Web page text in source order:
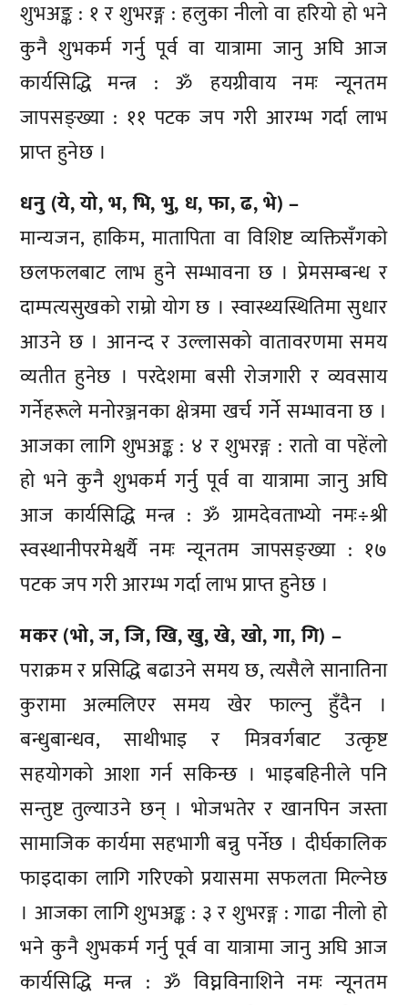
शुभअङ्क : १ र शुभरङ्ग : हलुका नीलो वा हरियो हो भने
कुनै शुभकर्म गर्नु पूर्व वा यात्रामा जानु अघि आज
कार्यसिद्धि मन्त्र : ॐ हयग्रीवाय नमः न्यूनतम
जापसङ्ख्या : ११ पटक जप गरी आरम्भ गर्दा लाभ
प्राप्त हुनेछ ।
धनु (ये, यो, भ, भि, भु, ध, फा, ढ, भे) –
मान्यजन, हाकिम, मातापिता वा विशिष्ट व्यक्तिसँगको
छलफलबाट लाभ हुने सम्भावना छ । प्रेमसम्बन्ध र
दाम्पत्यसुखको राम्रो योग छ । स्वास्थ्यस्थितिमा सुधार
आउने छ । आनन्द र उल्लासको वातावरणमा समय
व्यतीत हुनेछ । परदेशमा बसी रोजगारी र व्यवसाय
गर्नेहरूले मनोरञ्जनका क्षेत्रमा खर्च गर्ने सम्भावना छ ।
आजका लागि शुभअङ्क : ४ र शुभरङ्ग : रातो वा पहेंलो
हो भने कुनै शुभकर्म गर्नु पूर्व वा यात्रामा जानु अघि
आज कार्यसिद्धि मन्त्र : ॐ ग्रामदेवताभ्यो नमः÷श्री
स्वस्थानीपरमेश्वर्यै नमः न्यूनतम जापसङ्ख्या : १७
पटक जप गरी आरम्भ गर्दा लाभ प्राप्त हुनेछ ।
मकर (भो, ज, जि, खि, खु, खे, खो, गा, गि) –
पराक्रम र प्रसिद्धि बढाउने समय छ, त्यसैले सानातिना
कुरामा अल्मलिएर समय खेर फाल्नु हुँदैन ।
बन्धुबान्धव, साथीभाइ र मित्रवर्गबाट उत्कृष्ट
सहयोगको आशा गर्न सकिन्छ । भाइबहिनीले पनि
सन्तुष्ट तुल्याउने छन् । भोजभतेर र खानपिन जस्ता
सामाजिक कार्यमा सहभागी बन्नु पर्नेछ । दीर्घकालिक
फाइदाका लागि गरिएको प्रयासमा सफलता मिल्नेछ
। आजका लागि शुभअङ्क : ३ र शुभरङ्ग : गाढा नीलो हो
भने कुनै शुभकर्म गर्नु पूर्व वा यात्रामा जानु अघि आज
कार्यसिद्धि मन्त्र : ॐ विघ्नविनाशिने नमः न्यूनतम